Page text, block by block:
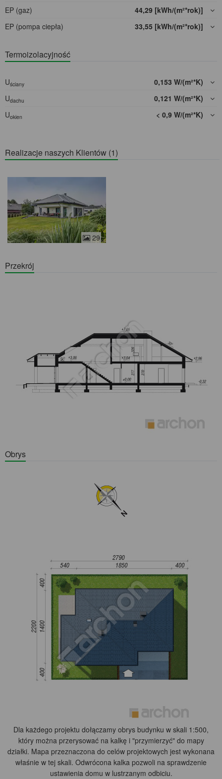
EP (gaz)
44,29 [kWh/(m²*rok)]
EP (pompa ciepła)
33,55 [kWh/(m²*rok)]
Termoizolacyjność
Uściany
0,153 W/(m²*K)
Udachu
0,121 W/(m²*K)
Uokien < 0,9 W/(m²*K)
Realizacje naszych Klientów (1)
29
Przekrój
Obrys
Dla każdego projektu dołączamy obrys budynku w skali 1:500,
który można przerysować na kalkę i "przymierzyć" do mapy
działki. Mapa przeznaczona do celów projektowych jest wykonana
właśnie w tej skali. Odwrócona kalka pozwoli na sprawdzenie
ustawienia domu w lustrzanym odbiciu.